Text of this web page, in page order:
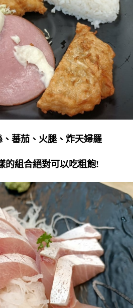
蕃茄、火腿、炸天婦羅
的組合絕對可以吃粗飽!